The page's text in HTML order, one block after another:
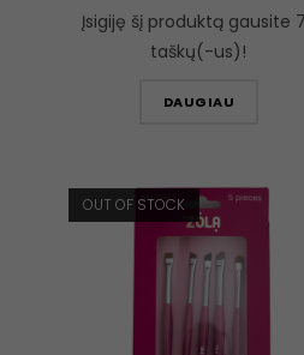
Įsigiję šį produktą gausite
taškų(-us)!
DAUGIAU
OUT OF STOCK